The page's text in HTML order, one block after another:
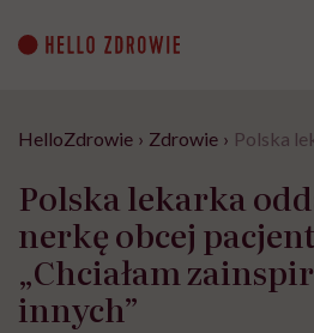
content
HelloZdrowie › Zdrowie › Polska
Polska lekarka
nerkę obcej
„Chciałam
innych”